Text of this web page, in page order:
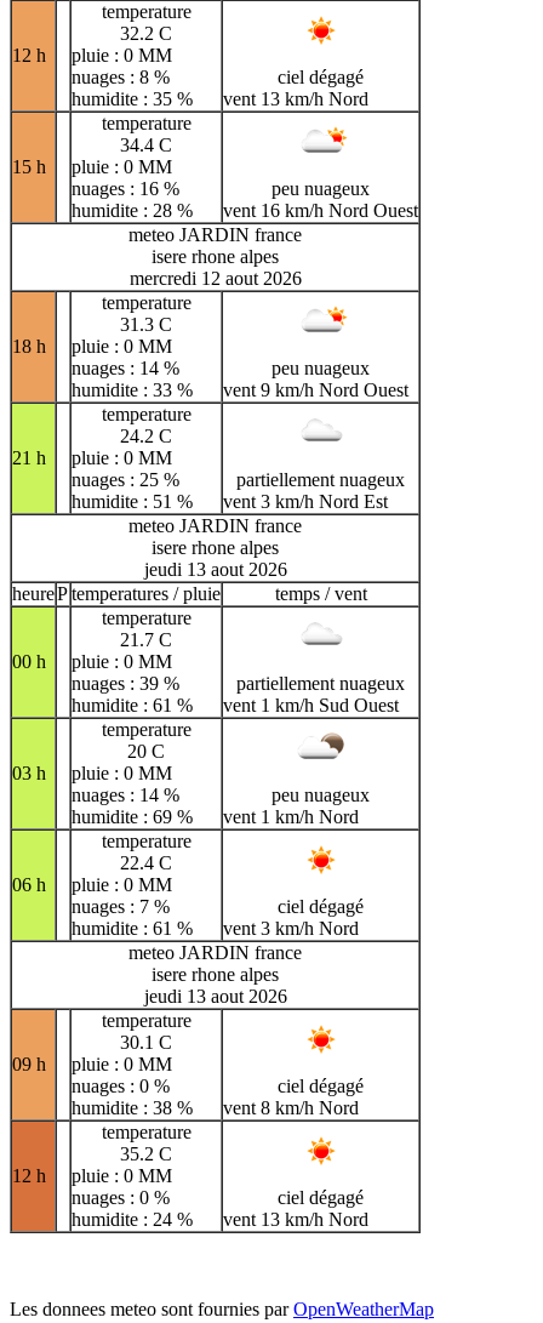
12 h
temperature
32.2 C
pluie : 0 MM
nuages : 8 %
humidite : 35 %
ciel dégagé
vent 13 km/h Nord
15 h
temperature
34.4 C
pluie : 0 MM
nuages : 16 %
humidite : 28 %
peu nuageux
vent 16 km/h Nord Ouest
meteo JARDIN france
isere rhone alpes
mercredi 12 aout 2026
18 h
temperature
31.3 C
pluie : 0 MM
nuages : 14 %
humidite : 33 %
peu nuageux
vent 9 km/h Nord Ouest
21 h
temperature
24.2 C
pluie : 0 MM
nuages : 25 %
humidite : 51 %
partiellement nuageux
vent 3 km/h Nord Est
meteo JARDIN france
isere rhone alpes
jeudi 13 aout 2026
heurePtemperatures / pluie temps / vent
00 h
temperature
21.7 C
pluie : 0 MM
nuages : 39 %
humidite : 61 %
partiellement nuageux
vent 1 km/h Sud Ouest
03 h
temperature
20 C
pluie : 0 MM
nuages : 14 %
humidite : 69 %
peu nuageux
vent 1 km/h Nord
06 h
temperature
22.4 C
pluie : 0 MM
nuages : 7 %
humidite : 61 %
ciel dégagé
vent 3 km/h Nord
meteo JARDIN france
isere rhone alpes
jeudi 13 aout 2026
09 h
temperature
30.1 C
pluie : 0 MM
nuages : 0 %
humidite : 38 %
ciel dégagé
vent 8 km/h Nord
12 h
temperature
35.2 C
pluie : 0 MM
nuages : 0 %
humidite : 24 %
ciel dégagé
vent 13 km/h Nord
Les donnees meteo sont fournies parOpenWeatherMap